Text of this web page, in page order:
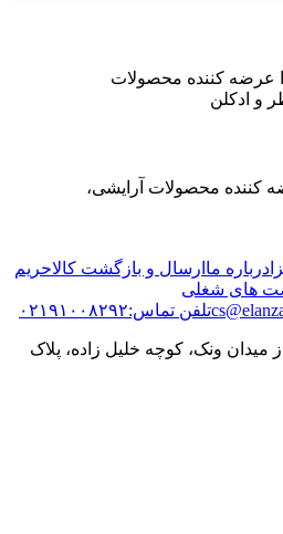
عرضه کننده محصولات
و ادکلن
کننده محصولات آرایشی،
درباره ما ارسال و بازگشت کالاحریم
های شغلی
تلفن تماس:۰۲۱۹۱۰۰۸۲۹۲
میدان ونک، کوچه خلیل زاده، پلاک